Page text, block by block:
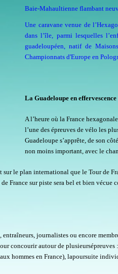
Baie-Mahaultienne flambant
Une caravane venue de
dans l’île, parmi lesquelles
guadeloupéen, natif de
Championnats d'Europe en
La Guadeloupe en effervescence
A l’heure où la France
l’une des épreuves de vélo les
Guadeloupe s’apprête, de son
non moins important, avec le
le plan international que le Tour de
France sur piste sera bel et bien vécue
journalistes ou encore
concourir autour de
hommes en France), lapoursuite